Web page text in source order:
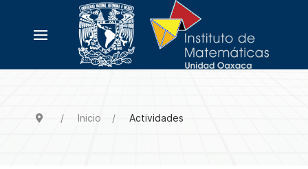
Inicio Actividades